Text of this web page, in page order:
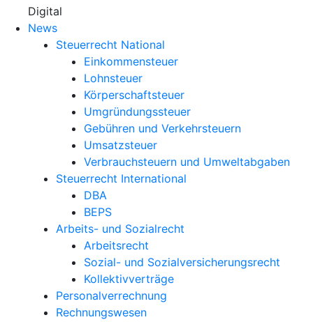
Digital
News
Steuerrecht National
Einkommensteuer
Lohnsteuer
Körperschaftsteuer
Umgründungssteuer
Gebühren und Verkehrsteuern
Umsatzsteuer
Verbrauchsteuern und Umweltabgaben
Steuerrecht International
DBA
BEPS
Arbeits- und Sozialrecht
Arbeitsrecht
Sozial- und Sozialversicherungsrecht
Kollektivverträge
Personalverrechnung
Rechnungswesen